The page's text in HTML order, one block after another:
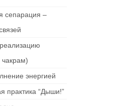
сепарация –
энергией
практика “Дыши!”